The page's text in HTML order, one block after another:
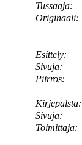
Tussaaja:
Originaali:
Esittely:
Sivuja:
Piirros:
Kirjepalsta:
Sivuja:
Toimittaja: